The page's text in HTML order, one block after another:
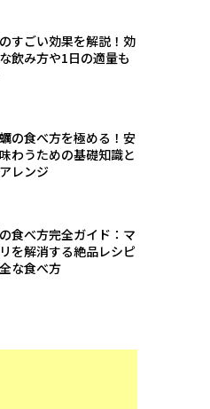
すごい効果を解説！効
飲み方や1日の適量も
の食べ方を極める！安
わうための基礎知識と
レンジ
食べ方完全ガイド：マ
を解消する絶品レシピ
な食べ方